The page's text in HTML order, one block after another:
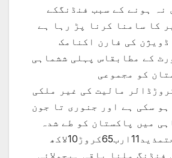
نہ ہونے کے سبب فنڈنگکے
کا سامنا کرنا پڑ رہا ہے
ڈویژن کی فارن اکنامک
کے مطابقاس پہلی ششماہی
کو مجموعی
مالیت کی غیر ملکی
سکی ہے اور جنوری تا جون
میں پاکستان کو طے شدہ
پروگرام کے تحتمذید11ارب65کروڑ10لاکھ
فنڈنگ ملنا باقی ہیجولائی